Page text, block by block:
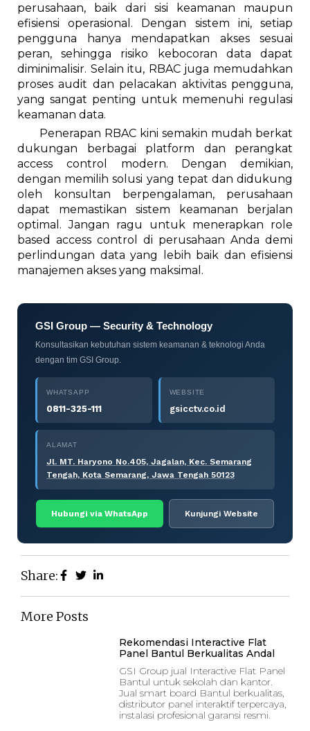
perusahaan, baik dari sisi keamanan maupun
efisiensi operasional. Dengan sistem ini, setiap
pengguna hanya mendapatkan akses sesuai
peran, sehingga risiko kebocoran data dapat
diminimalisir. Selain itu, RBAC juga memudahkan
proses audit dan pelacakan aktivitas pengguna,
yang sangat penting untuk memenuhi regulasi
keamanan data.
Penerapan RBAC kini semakin mudah berkat
dukungan berbagai platform dan perangkat
access control modern. Dengan demikian,
dengan memilih solusi yang tepat dan didukung
oleh konsultan berpengalaman, perusahaan
dapat memastikan sistem keamanan berjalan
optimal. Jangan ragu untuk menerapkan role
based access control di perusahaan Anda demi
perlindungan data yang lebih baik dan efisiensi
manajemen akses yang maksimal.
GSI Group — Security & Technology
Konsultasikan kebutuhan sistem keamanan & teknologi Anda
dengan tim GSI Group.
WHATSAPP
0811-325-111
WEBSITE
gsicctv.co.id
ALAMAT
Jl. MT. Haryono No.405, Jagalan, Kec. Semarang
Tengah, Kota Semarang, Jawa Tengah 50123
Hubungi via WhatsApp Kunjungi Website
Share:
More Posts
Rekomendasi Interactive Flat
Panel Bantul Berkualitas Andal
GSI Group jual Interactive Flat Panel
Bantul untuk sekolah dan kantor.
Jual smart board Bantul berkualitas,
distributor panel interaktif terpercaya,
instalasi profesional garansi resmi.